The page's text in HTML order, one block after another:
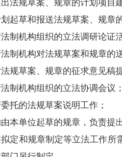
规范。
市政府法制机构主管法规
法规草案拟定计划和市
市政府交办的以及综合
、督促法规草案和规章
规草案和规章进行合法
章的备案、解释、修改
、审定、编辑规章外语